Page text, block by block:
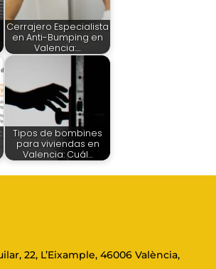
Cerrajero Especialista
en Anti-Bumping en
Valencia:…
Tipos de bombines
para viviendas en
Valencia: Cuál…
22, L’Eixample, 46006 València,